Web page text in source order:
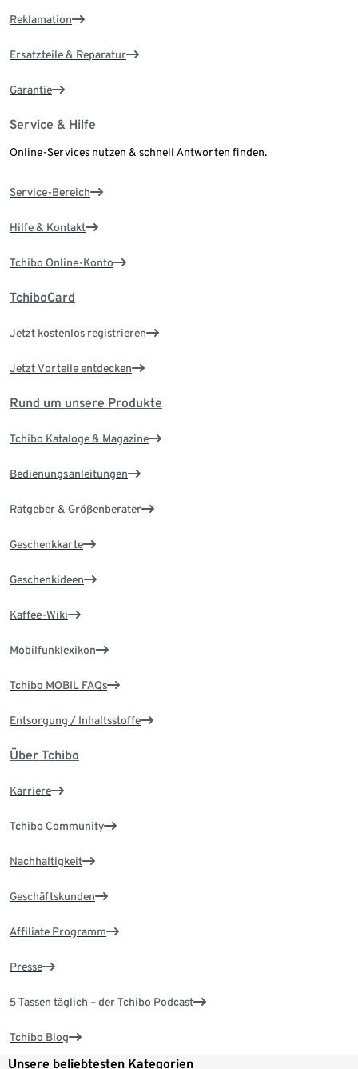
Reklamation
Ersatzteile & Reparatur
Garantie
Service & Hilfe
Online-Services nutzen & schnell Antworten finden.
Service-Bereich
Hilfe & Kontakt
Tchibo Online-Konto
TchiboCard
Jetzt kostenlos registrieren
Jetzt Vorteile entdecken
Rund um unsere Produkte
Tchibo Kataloge & Magazine
Bedienungsanleitungen
Ratgeber & Größenberater
Geschenkkarte
Geschenkideen
Kaffee-Wiki
Mobilfunklexikon
Tchibo MOBIL FAQs
Entsorgung / Inhaltsstoffe
Über Tchibo
Karriere
Tchibo Community
Nachhaltigkeit
Geschäftskunden
Affiliate Programm
Presse
5 Tassen täglich – der Tchibo Podcast
Tchibo Blog
Unsere beliebtesten Kategorien